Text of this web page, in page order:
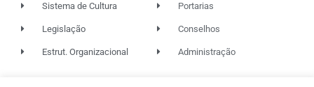
Sistema de Cultura
Legislação
Estrut. Organizacional
Portarias
Conselhos
Administração